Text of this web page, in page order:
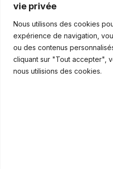
vie privée
Nous utilisons des cookies
expérience de navigation,
ou des contenus
cliquant sur "Tout accepter",
nous utilisions des cookies.
Les paiements numériques
Bonus de bienvenue en
Casinos iPhone en France :
Monter en compétences